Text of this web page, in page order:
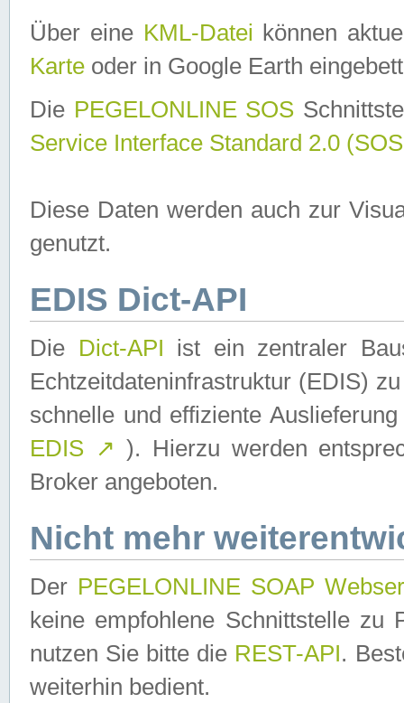
Über eine KML-Datei können
Karte oder in Google Earth
Die PEGELONLINE SOS
Service Interface Standard 2.0
Diese Daten werden auch zur
genutzt.
EDIS Dict-API
Die Dict-API ist ein zentraler
Echtzeitdateninfrastruktur (EDIS)
schnelle und effiziente
EDIS ↗ ). Hierzu werden
Broker angeboten.
Nicht mehr
Der PEGELONLINE SOAP
keine empfohlene Schnittstelle zu
nutzen Sie bitte die REST-API.
weiterhin bedient.